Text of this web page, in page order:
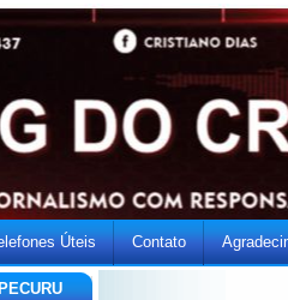
Úteis Contato